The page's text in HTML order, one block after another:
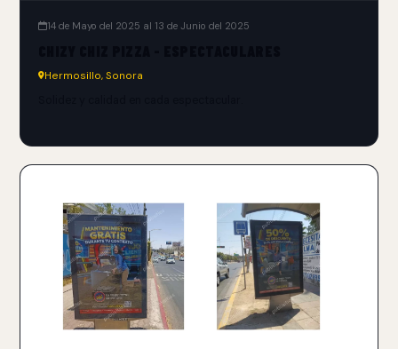
14 de Mayo del 2025 al 13 de Junio del 2025
Hermosillo, Sonora